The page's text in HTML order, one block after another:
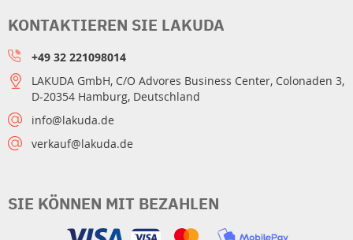
SIE KÖNNEN MIT BEZAHLEN
KONTAKTIEREN SIE LAKUDA
+49 32 221098014
LAKUDA GmbH, C/O Advores Business Center, Colonaden 3,
D-20354 Hamburg, Deutschland
info@lakuda.de
verkauf@lakuda.de